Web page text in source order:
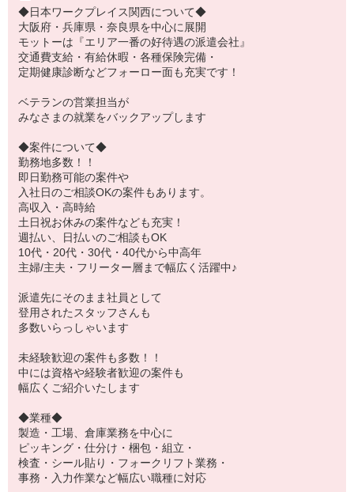
◆日本ワークプレイス関西について◆
大阪府・兵庫県・奈良県を中心に展開
モットーは『エリア一番の好待遇の派遣会社』
交通費支給・有給休暇・各種保険完備・
定期健康診断などフォーロー面も充実です！
ベテランの営業担当が
みなさまの就業をバックアップします
◆案件について◆
勤務地多数！！
即日勤務可能の案件や
入社日のご相談OKの案件もあります。
高収入・高時給
土日祝お休みの案件なども充実！
週払い、日払いのご相談もOK
10代・20代・30代・40代から中高年
主婦/主夫・フリーター層まで幅広く活躍中♪
派遣先にそのまま社員として
登用されたスタッフさんも
多数いらっしゃいます
未経験歓迎の案件も多数！！
中には資格や経験者歓迎の案件も
幅広くご紹介いたします
◆業種◆
製造・工場、倉庫業務を中心に
ピッキング・仕分け・梱包・組立・
検査・シール貼り・フォークリフト業務・
事務・入力作業など幅広い職種に対応